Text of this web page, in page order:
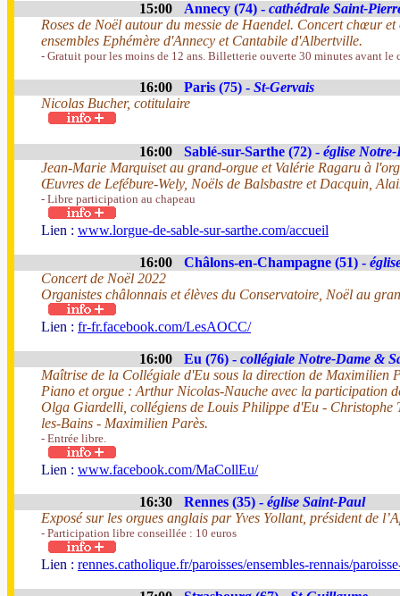
15:00 Annecy (74) - cathédrale Saint-
Roses de Noël autour du messie de Haendel. Concert chœur et
ensembles Ephémère d'Annecy et Cantabile d'Albertville.
- Gratuit pour les moins de 12 ans. Billetterie ouverte 30 minutes avant le
16:00 Paris (75) - St-Gervais
Nicolas Bucher, cotitulaire
16:00 Sablé-sur-Sarthe (72) - église Notre-
Jean-Marie Marquiset au grand-orgue et Valérie Ragaru à
Œuvres de Lefébure-Wely, Noëls de Balsbastre et Dacquin,
- Libre participation au chapeau
Lien : www.lorgue-de-sable-sur-sarthe.com/accueil
16:00 Châlons-en-Champagne (51) -
Concert de Noël 2022
Organistes châlonnais et élèves du Conservatoire, Noël au
Lien : fr-fr.facebook.com/LesAOCC/
16:00 Eu (76) - collégiale Notre-Dame &
Maîtrise de la Collégiale d'Eu sous la direction de Maximilien
Piano et orgue : Arthur Nicolas-Nauche avec la participation
Olga Giardelli, collégiens de Louis Philippe d'Eu - Christophe
les-Bains - Maximilien Parès.
- Entrée libre.
Lien : www.facebook.com/MaCollEu/
16:30 Rennes (35) - église Saint-Paul
Exposé sur les orgues anglais par Yves Yollant, président de
- Participation libre conseillée : 10 euros
Lien : rennes.catholique.fr/paroisses/ensembles-rennais/